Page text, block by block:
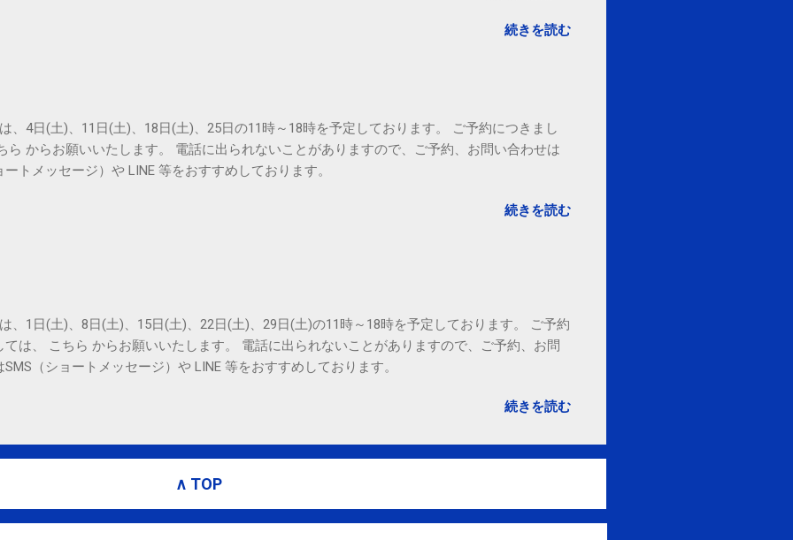
続きを読む
、4日(土)、11日(土)、18日(土)、25日の11時～18時を予定しております。 ご予約につきまし
ら からお願いいたします。 電話に出られないことがありますので、ご予約、お問い合わせは
ートメッセージ）や LINE 等をおすすめしております。
続きを読む
、1日(土)、8日(土)、15日(土)、22日(土)、29日(土)の11時～18時を予定しております。 ご予約
ては、 こちら からお願いいたします。 電話に出られないことがありますので、ご予約、お問
SMS（ショートメッセージ）や LINE 等をおすすめしております。
続きを読む
∧ TOP